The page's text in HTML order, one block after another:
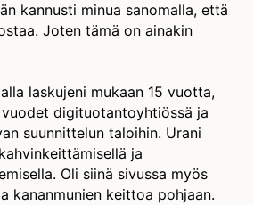
kannusti minua sanomalla, että
Joten tämä on ainakin
laskujeni mukaan 15 vuotta,
digituotantoyhtiössä ja
suunnittelun taloihin. Urani
ja
Oli siinä sivussa myös
kananmunien keittoa pohjaan.